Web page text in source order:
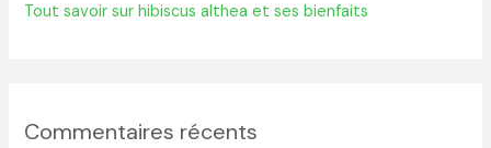
Tout savoir sur hibiscus althea et ses bienfaits
Commentaires récents